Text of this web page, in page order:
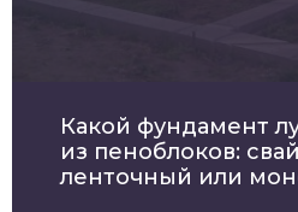
Какой фундамент
из пеноблоков:
ленточный или